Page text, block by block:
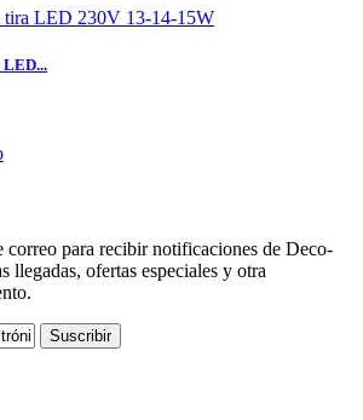
correo para recibir notificaciones de Deco-
llegadas, ofertas especiales y otra
Suscribir